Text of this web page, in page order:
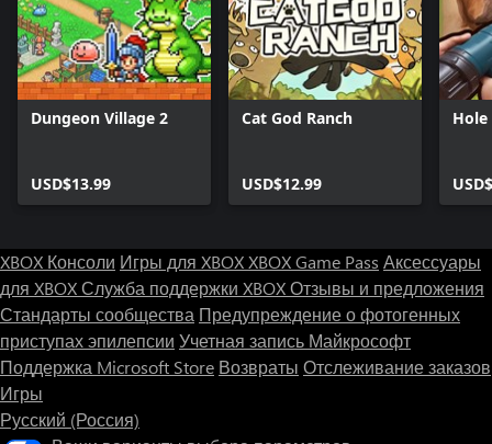
Dungeon Village 2
USD$13.99
Cat God Ranch
USD$12.99
XBOX Консоли Игры для XBOXXBOX Game Pass Аксессуары
для XBOXСлужба поддержки XBOXОтзывы и предложения
Стандарты сообщества Предупреждение о фотогенных
приступах эпилепсии Учетная запись Майкрософт
Поддержка Microsoft Store Возвраты Отслеживание заказов
Игры
Русский (Россия)